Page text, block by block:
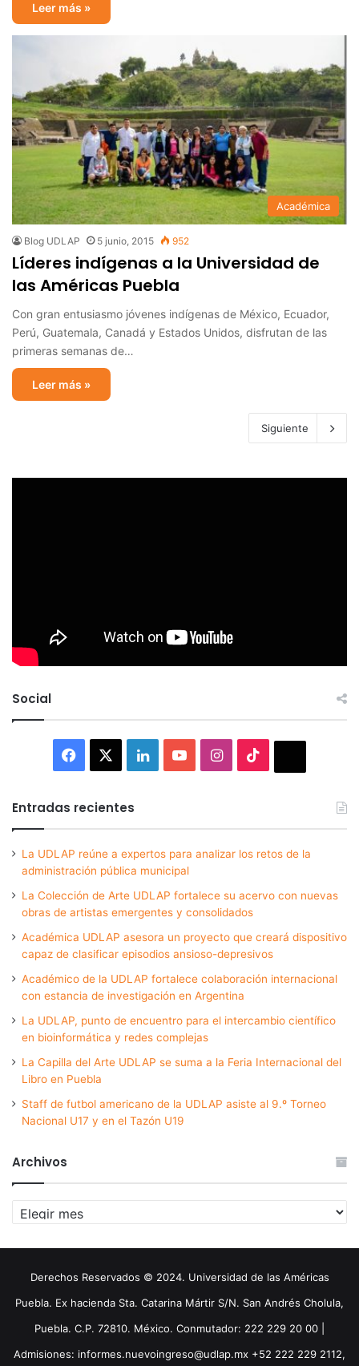
Leer más »
Académica
Blog UDLAP 5 junio, 2015 952
Líderes indígenas a la Universidad de
las Américas Puebla
Con gran entusiasmo jóvenes indígenas de México, Ecuador,
Perú, Guatemala, Canadá y Estados Unidos, disfrutan de las
primeras semanas de…
Leer más »
Siguiente
Social
Facebook LinkedInYouTubeInstagram
Entradas recientes
La UDLAP reúne a expertos para analizar los retos de la
administración pública municipal
La Colección de Arte UDLAP fortalece su acervo con nuevas
obras de artistas emergentes y consolidados
Académica UDLAP asesora un proyecto que creará dispositivo
capaz de clasificar episodios ansioso-depresivos
Académico de la UDLAP fortalece colaboración internacional
con estancia de investigación en Argentina
La UDLAP, punto de encuentro para el intercambio científico
en bioinformática y redes complejas
La Capilla del Arte UDLAP se suma a la Feria Internacional del
Libro en Puebla
Staff de futbol americano de la UDLAP asiste al 9.º Torneo
Nacional U17 y en el Tazón U19
Archivos
Archivos
Derechos Reservados © 2024. Universidad de las Américas
Puebla. Ex hacienda Sta. Catarina Mártir S/N. San Andrés Cholula,
Puebla. C.P. 72810. México. Conmutador: 222 229 20 00 |
Admisiones: informes.nuevoingreso@udlap.mx +52 222 229 2112,